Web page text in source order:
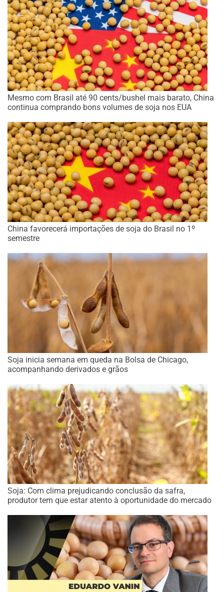
Mesmo com Brasil até 90 cents/bushel mais barato, China
continua comprando bons volumes de soja nos EUA
China favorecerá importações de soja do Brasil no 1º
semestre
Soja inicia semana em queda na Bolsa de Chicago,
acompanhando derivados e grãos
Soja: Com clima prejudicando conclusão da safra,
produtor tem que estar atento à oportunidade do mercado